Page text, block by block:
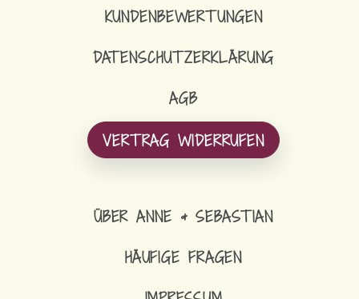
KUNDENBEWERTUNGEN
DATENSCHUTZERKLÄRUNG
AGB
VERTRAG WIDERRUFEN
ÜBER ANNE & SEBASTIAN
HÄUFIGE FRAGEN